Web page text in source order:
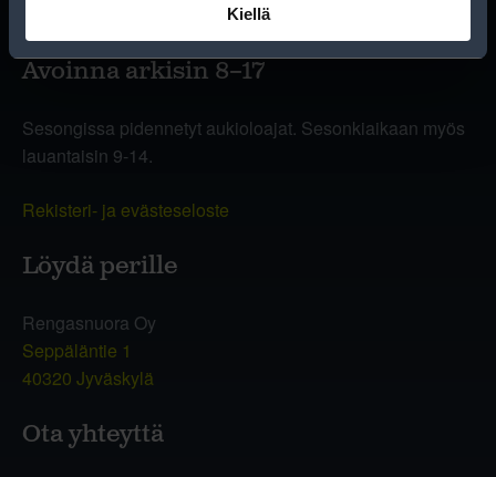
Kiellä
Avoinna arkisin 8–17
Sesongissa pidennetyt aukioloajat. Sesonkiaikaan myös
lauantaisin 9-14.
Rekisteri- ja evästeseloste
Löydä perille
Rengasnuora Oy
Seppäläntie 1
40320 Jyväskylä
Ota yhteyttä